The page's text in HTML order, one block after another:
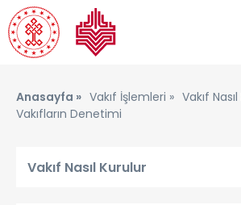
Anasayfa » Vakıf İşlemleri » Vakıf
Vakıfların Denetimi